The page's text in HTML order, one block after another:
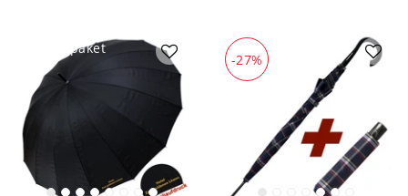
Artikelpaket
-27%